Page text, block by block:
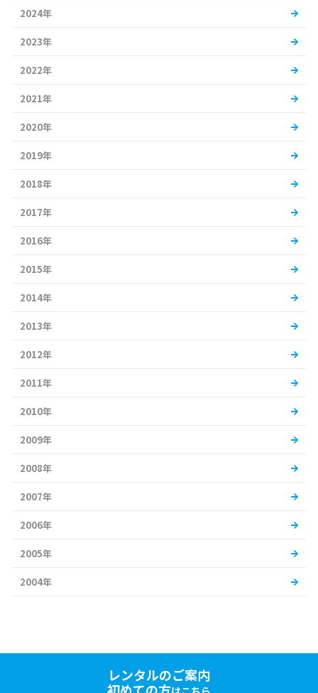
2024年
2023年
2022年
2021年
2020年
2019年
2018年
2017年
2016年
2015年
2014年
2013年
2012年
2011年
2010年
2009年
2008年
2007年
2006年
2005年
2004年
レンタルのご案内